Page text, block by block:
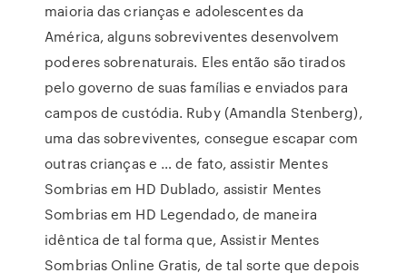
maioria das crianças e adolescentes da
América, alguns sobreviventes desenvolvem
poderes sobrenaturais. Eles então são tirados
pelo governo de suas famílias e enviados para
campos de custódia. Ruby (Amandla Stenberg),
uma das sobreviventes, consegue escapar com
outras crianças e … de fato, assistir Mentes
Sombrias em HD Dublado, assistir Mentes
Sombrias em HD Legendado, de maneira
idêntica de tal forma que, Assistir Mentes
Sombrias Online Gratis, de tal sorte que depois